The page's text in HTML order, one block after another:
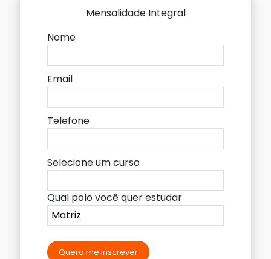
Mensalidade Integral
Nome
Email
Telefone
Selecione um curso
Qual polo você quer estudar
Quero me inscrever